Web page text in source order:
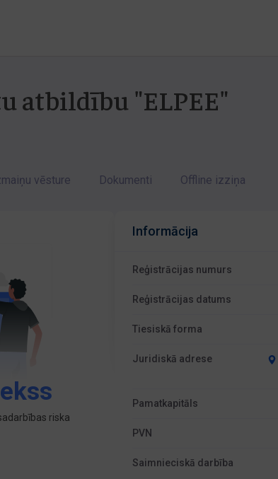
atbildību "ELPEE"
vēsture Dokumenti Offline izziņa
riska
Informācija
Reģistrācijas numurs
Reģistrācijas datums
Tiesiskā forma
Juridiskā adrese
Pamatkapitāls
PVN
Saimnieciskā darbība